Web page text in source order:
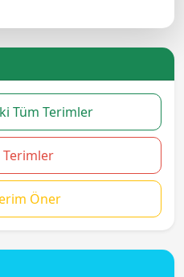
Tüm Terimler
Terimler
Öner